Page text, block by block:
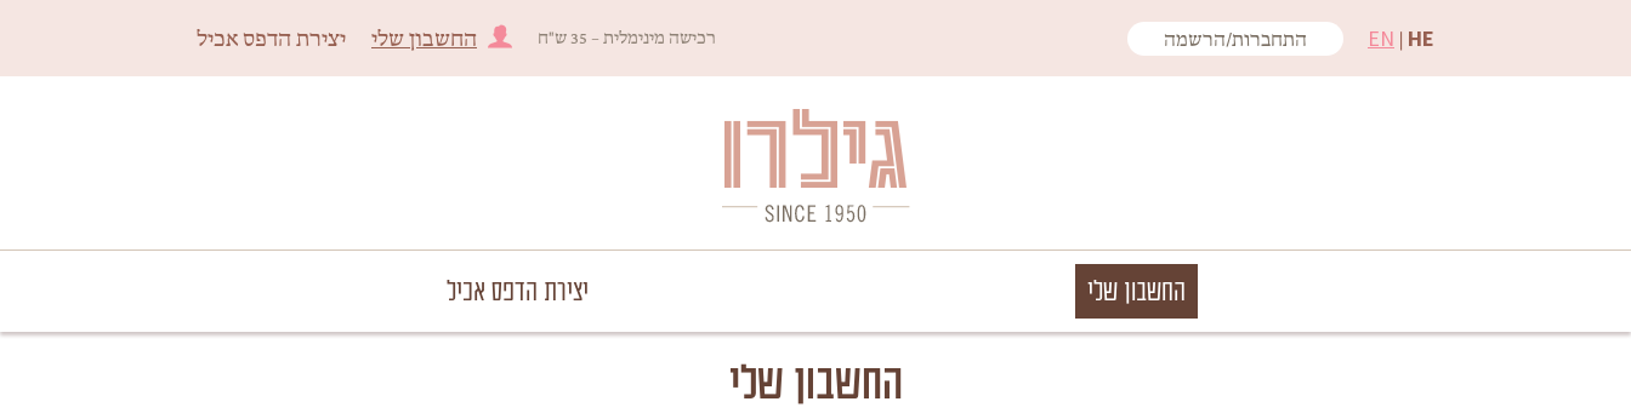
החשבון שלי יצירת הדפס אכיל רכישה מינימלית – 35 ש"ח EN | HE התחברות/הרשמה
גילרו
Since 1950
החשבון שלי יצירת הדפס אכיל
החשבון שלי